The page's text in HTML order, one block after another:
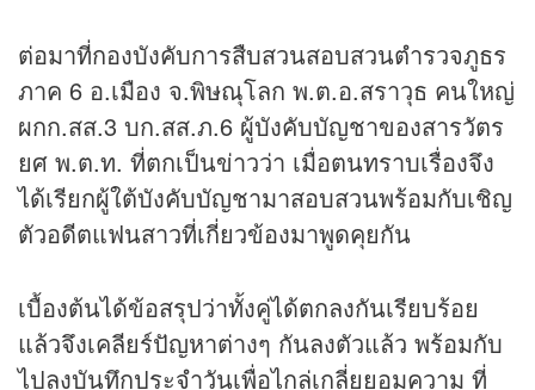
ต่อมาที่กองบังคับการสืบสวนสอบสวนตำรวจภูธร
ภาค 6 อ.เมือง จ.พิษณุโลก พ.ต.อ.สราวุธ คนใหญ่
ผกก.สส.3 บก.สส.ภ.6 ผู้บังคับบัญชาของสารวัตร
ยศ พ.ต.ท. ที่ตกเป็นข่าวว่า เมื่อตนทราบเรื่องจึง
ได้เรียกผู้ใต้บังคับบัญชามาสอบสวนพร้อมกับเชิญ
ตัวอดีตแฟนสาวที่เกี่ยวข้องมาพูดคุยกัน
เบื้องต้นได้ข้อสรุปว่าทั้งคู่ได้ตกลงกันเรียบร้อย
แล้วจึงเคลียร์ปัญหาต่างๆ กันลงตัวแล้ว พร้อมกับ
ไปลงบันทึกประจำวันเพื่อไกล่เกลี่ยยอมความ ที่